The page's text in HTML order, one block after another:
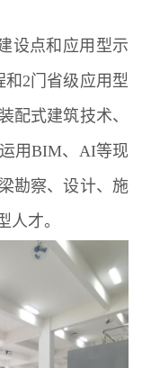
设点和应用型示
2门省级应用型
配式建筑技术、
用BIM、AI等现
勘察、设计、施
人才。